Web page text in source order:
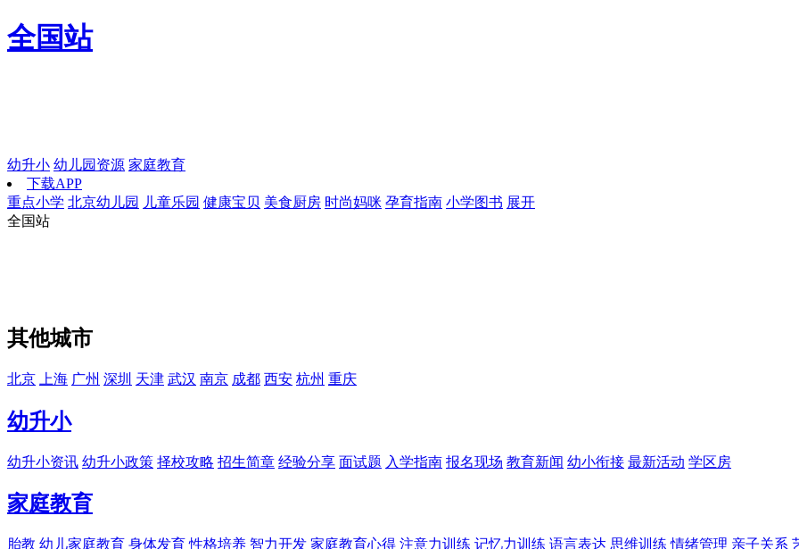
全国站
幼升小 幼儿园资源 家庭教育
下载APP
重点小学 北京幼儿园 儿童乐园 健康宝贝 美食厨房 时尚妈咪 孕育指南 小学图书 展开
全国站
其他城市
北京 上海 广州 深圳 天津 武汉 南京 成都 西安 杭州 重庆
幼升小
幼升小资讯 幼升小政策 择校攻略 招生简章 经验分享 面试题 入学指南 报名现场 教育新闻 幼小衔接 最新活动 学区房
家庭教育
胎教 幼儿家庭教育 身体发育 性格培养 智力开发 家庭教育心得 注意力训练 记忆力训练 语言表达 思维训练 情绪管理 亲子关系